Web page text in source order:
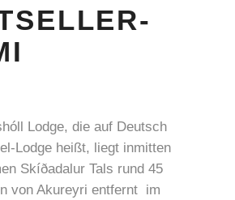
Lodge, die auf Deutsch
Lodge heißt, liegt inmitten
Skíðadalur Tals rund 45
von Akureyri entfernt im